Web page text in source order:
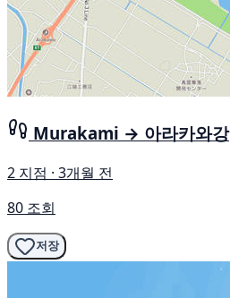
Murakami → 아라카와강
2 지점 · 3개월 전
80 조회
저장